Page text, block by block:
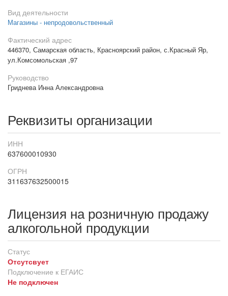
Вид деятельности
Магазины - непродовольственный
Фактический адрес
446370, Самарская область, Красноярский район, с.Красный Яр,
ул.Комсомольская ,97
Руководство
Гриднева Инна Александровна
Реквизиты организации
ИНН
637600010930
ОГРН
311637632500015
Лицензия на розничную продажу
алкогольной продукции
Статус
Отсутсвует
Подключение к ЕГАИС
Не подключен